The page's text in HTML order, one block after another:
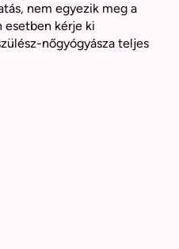
nem egyezik meg a
esetben kérje ki
nőgyógyásza teljes